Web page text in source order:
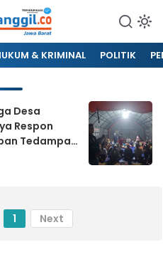
& KRIMINAL POLITIK
Desa
Respon
Tedampak
1 Next